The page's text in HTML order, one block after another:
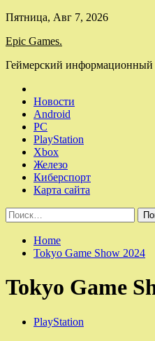
Skip
content
Пятница, Авг 7, 2026
Epic Games.
Геймерский информационный
Новости
Android
PC
PlayStation
Xbox
Железо
Киберспорт
Карта сайта
Найти:
Home
Tokyo Game Show 2024
Tokyo Game
PlayStation